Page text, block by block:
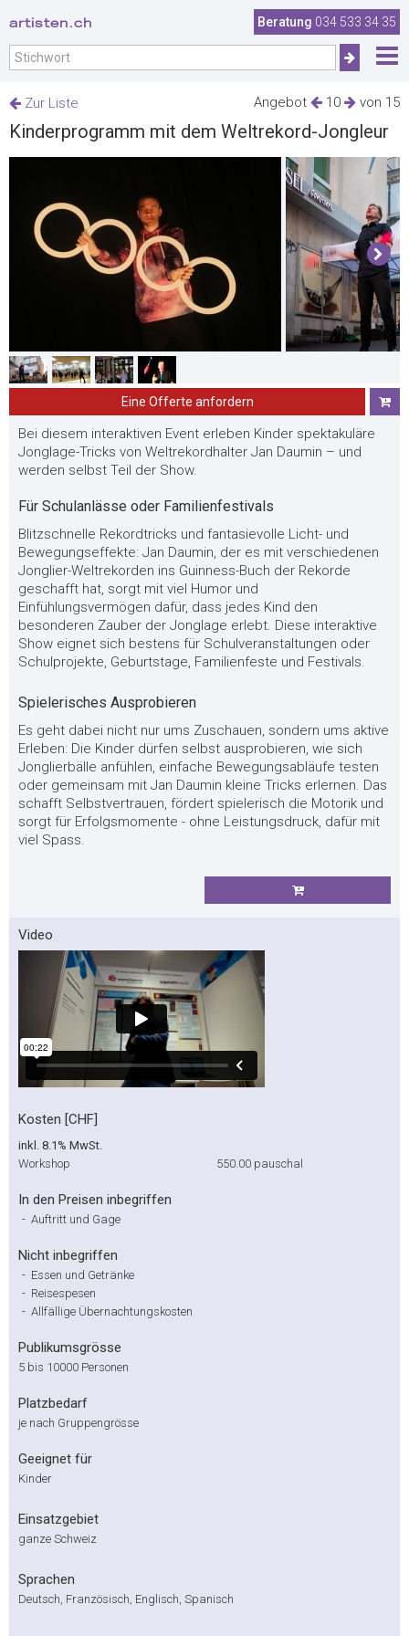
artisten.ch Beratung 034 533 34 35
Angebot 10 von 15
Zur Liste
Kinderprogramm mit dem Weltrekord-Jongleur
Eine Offerte anfordern
Bei diesem interaktiven Event erleben Kinder spektakuläre
Jonglage-Tricks von Weltrekordhalter Jan Daumin – und
werden selbst Teil der Show.
Für Schulanlässe oder Familienfestivals
Blitzschnelle Rekordtricks und fantasievolle Licht- und
Bewegungseffekte: Jan Daumin, der es mit verschiedenen
Jonglier-Weltrekorden ins Guinness-Buch der Rekorde
geschafft hat, sorgt mit viel Humor und
Einfühlungsvermögen dafür, dass jedes Kind den
besonderen Zauber der Jonglage erlebt. Diese interaktive
Show eignet sich bestens für Schulveranstaltungen oder
Schulprojekte, Geburtstage, Familienfeste und Festivals.
Spielerisches Ausprobieren
Es geht dabei nicht nur ums Zuschauen, sondern ums aktive
Erleben: Die Kinder dürfen selbst ausprobieren, wie sich
Jonglierbälle anfühlen, einfache Bewegungsabläufe testen
oder gemeinsam mit Jan Daumin kleine Tricks erlernen. Das
schafft Selbstvertrauen, fördert spielerisch die Motorik und
sorgt für Erfolgsmomente - ohne Leistungsdruck, dafür mit
viel Spass.
Video
Kosten [CHF]
inkl. 8.1% MwSt.
Workshop
550.00 pauschal
In den Preisen inbegriffen
- Auftritt und Gage
Nicht inbegriffen
- Essen und Getränke
- Reisespesen
- Allfällige Übernachtungskosten
Publikumsgrösse
5 bis 10000 Personen
Platzbedarf
je nach Gruppengrösse
Geeignet für
Kinder
Einsatzgebiet
ganze Schweiz
Sprachen
Deutsch, Französisch, Englisch, Spanisch